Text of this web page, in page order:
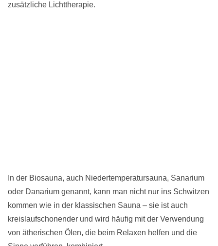
zusätzliche Lichttherapie.
In der Biosauna, auch Niedertemperatursauna, Sanarium
oder Danarium genannt, kann man nicht nur ins Schwitzen
kommen wie in der klassischen Sauna – sie ist auch
kreislaufschonender und wird häufig mit der Verwendung
von ätherischen Ölen, die beim Relaxen helfen und die